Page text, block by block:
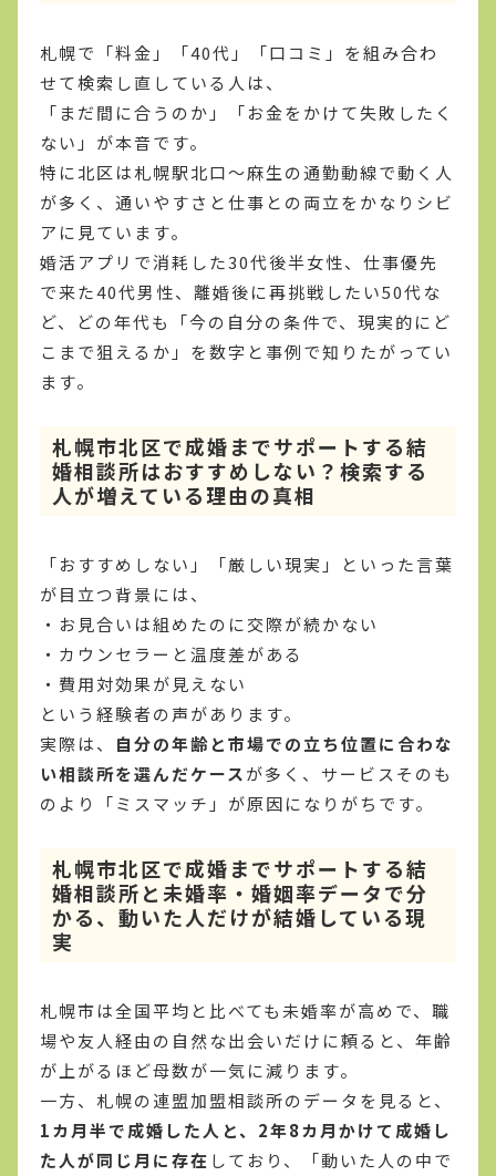
札幌で「料金」「40代」「口コミ」を組み合わ
せて検索し直している人は、
「まだ間に合うのか」「お金をかけて失敗したく
ない」が本音です。
特に北区は札幌駅北口〜麻生の通勤動線で動く人
が多く、通いやすさと仕事との両立をかなりシビ
アに見ています。
婚活アプリで消耗した30代後半女性、仕事優先
で来た40代男性、離婚後に再挑戦したい50代な
ど、どの年代も「今の自分の条件で、現実的にど
こまで狙えるか」を数字と事例で知りたがってい
ます。
札幌市北区で成婚までサポートする結
婚相談所はおすすめしない？検索する
人が増えている理由の真相
「おすすめしない」「厳しい現実」といった言葉
が目立つ背景には、
・お見合いは組めたのに交際が続かない
・カウンセラーと温度差がある
・費用対効果が見えない
という経験者の声があります。
実際は、 自分の年齢と市場での立ち位置に合わな
い相談所を選んだケースが多く、サービスそのも
のより「ミスマッチ」が原因になりがちです。
札幌市北区で成婚までサポートする結
婚相談所と未婚率・婚姻率データで分
かる、動いた人だけが結婚している現
実
札幌市は全国平均と比べても未婚率が高めで、職
場や友人経由の自然な出会いだけに頼ると、年齢
が上がるほど母数が一気に減ります。
一方、札幌の連盟加盟相談所のデータを見ると、
1カ月半で成婚した人と、2年8カ月かけて成婚し
た人が同じ月に存在 しており、「動いた人の中で